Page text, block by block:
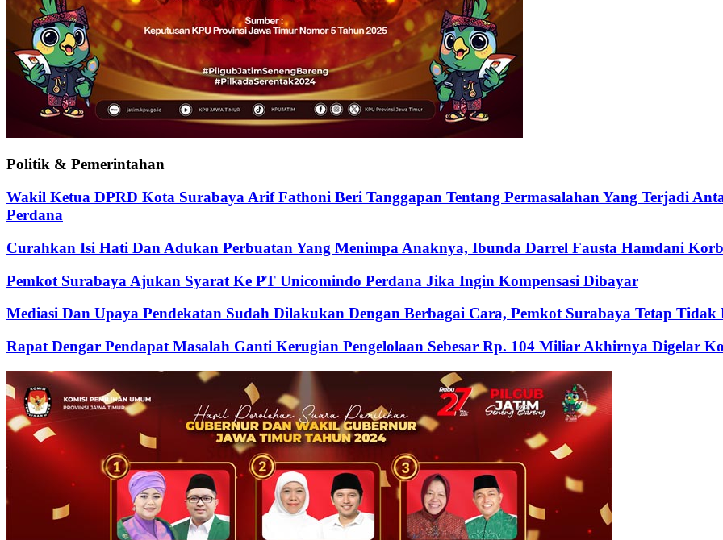
Politik & Pemerintahan
Wakil Ketua DPRD Kota Surabaya Arif Fathoni Beri Tanggapan Tentang Permasalahan Yang Terjadi
Perdana
Curahkan Isi Hati Dan Adukan Perbuatan Yang Menimpa Anaknya, Ibunda Darrel Fausta Hamdani
Pemkot Surabaya Ajukan Syarat Ke PT Unicomindo Perdana Jika Ingin Kompensasi Dibayar
Mediasi Dan Upaya Pendekatan Sudah Dilakukan Dengan Berbagai Cara, Pemkot Surabaya Tetap
Rapat Dengar Pendapat Masalah Ganti Kerugian Pengelolaan Sebesar Rp. 104 Miliar Akhirnya Digelar